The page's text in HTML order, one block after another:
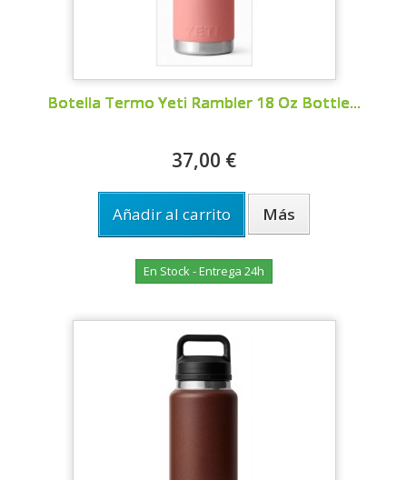
Botella Termo Yeti Rambler 18 Oz Bottle...
37,00 €
Añadir al carrito Más
En Stock - Entrega 24h